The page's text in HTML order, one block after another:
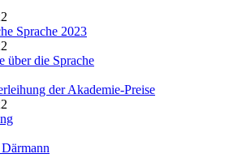
Sprache 2023
über die Sprache
der Akademie-Preise